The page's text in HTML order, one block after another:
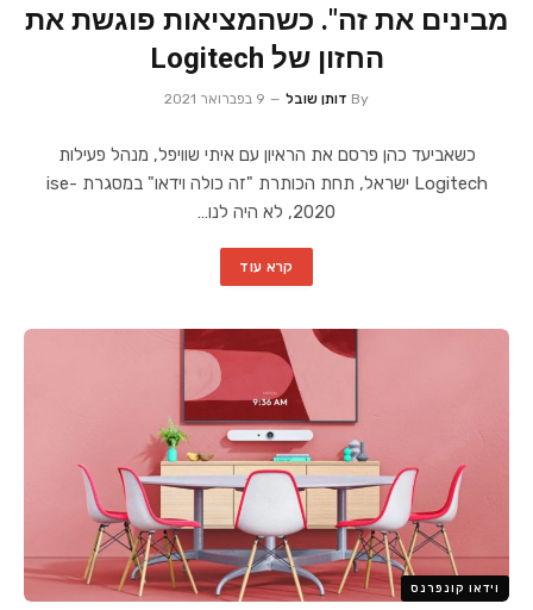
מבינים את זה". כשהמציאות פוגשת את
החזון של Logitech
By דותן שובל 9 בפברואר 2021
כשאביעד כהן פרסם את הראיון עם איתי שוויפל, מנהל פעילות
Logitech ישראל, תחת הכותרת "זה כולה וידאו" במסגרת ise-
2020, לא היה לנו…
קרא עוד
וידאו קונפרנס